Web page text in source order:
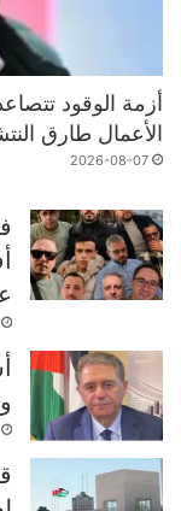
أزمة الوقود
الأعمال طارق
2026-08-07